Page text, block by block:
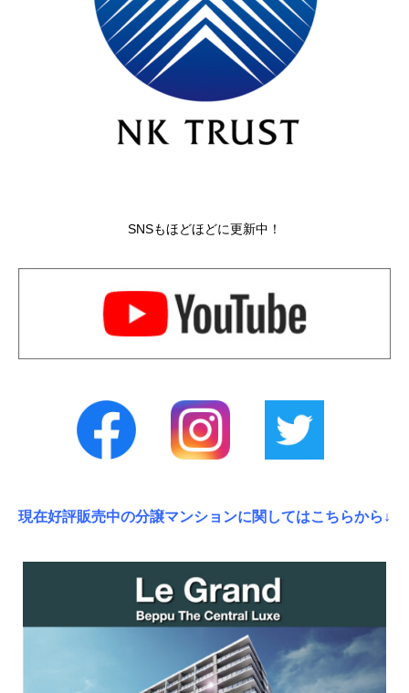
SNSもほどほどに更新中！
現在好評販売中の分譲マンションに関してはこちらから↓